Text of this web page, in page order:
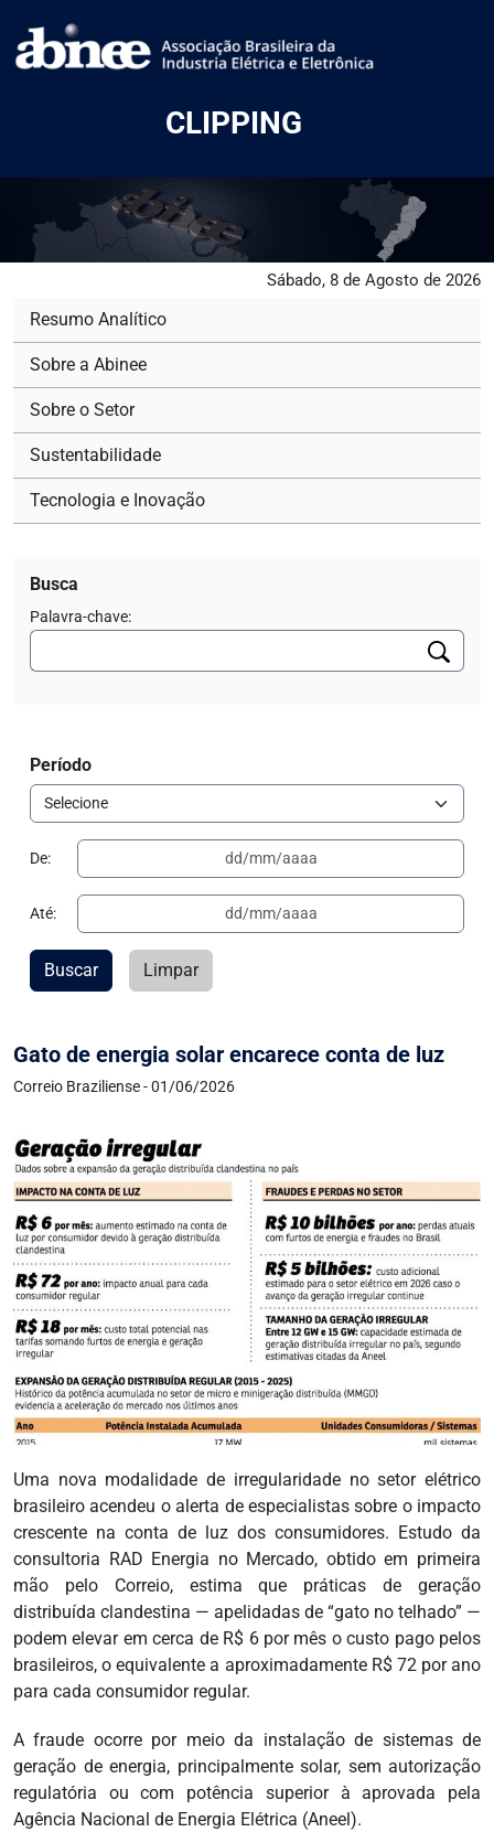
CLIPPING
Sábado, 8 de Agosto de 2026
Gato de energia solar encarece conta de luz
Correio Braziliense - 01/06/2026
Uma nova modalidade de irregularidade no setor elétrico
brasileiro acendeu o alerta de especialistas sobre o impacto
crescente na conta de luz dos consumidores. Estudo da
consultoria RAD Energia no Mercado, obtido em primeira
mão pelo Correio, estima que práticas de geração
distribuída clandestina — apelidadas de “gato no telhado” —
podem elevar em cerca de R$ 6 por mês o custo pago pelos
brasileiros, o equivalente a aproximadamente R$ 72 por ano
para cada consumidor regular.
A fraude ocorre por meio da instalação de sistemas de
geração de energia, principalmente solar, sem autorização
regulatória ou com potência superior à aprovada pela
Agência Nacional de Energia Elétrica (Aneel).
Resumo Analítico
Sobre a Abinee
Sobre o Setor
Sustentabilidade
Tecnologia e Inovação
Busca
Palavra-chave:
Período
De:
Até:
Buscar Limpar